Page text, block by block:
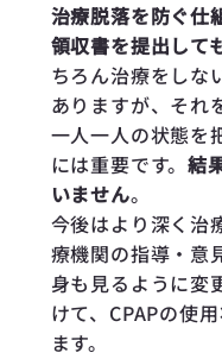
治療脱落を防ぐ仕
領収書を提出して
ちろん治療をしな
ありますが、それ
一人一人の状態を
には重要です。結
いません。
今後はより深く治
療機関の指導・意
身も見るように変
けて、CPAPの使
ます。